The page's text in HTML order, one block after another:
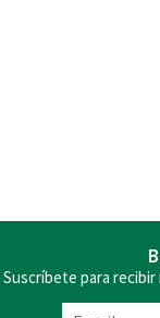
Suscríbete para